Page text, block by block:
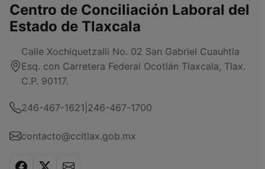
Centro de Conciliación Laboral del
Estado de Tlaxcala
Calle Xochiquetzalli No. 02 San Gabriel Cuauhtla
Esq. con Carretera Federal Ocotlán Tlaxcala, Tlax.
C.P. 90117.
246-467-1621 246-467-1700
contacto@ccltlax.gob.mx